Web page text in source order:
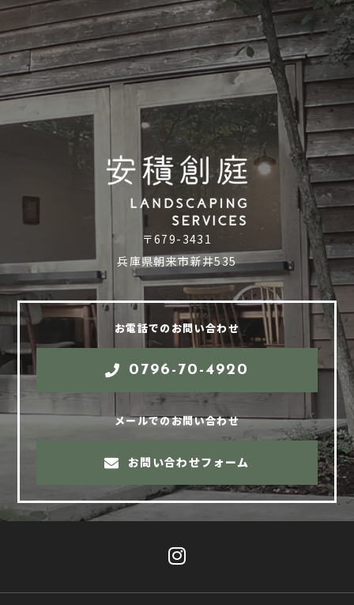
〒679-3431
兵庫県朝来市新井535
お電話でのお問い合わせ
0796-70-4920
メールでのお問い合わせ
お問い合わせフォーム